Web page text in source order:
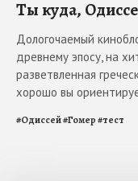
Ты куда,
Дологочаемый
древнему эпосу, на
разветвленная
хорошо вы
#Одиссей#Гомер#тест